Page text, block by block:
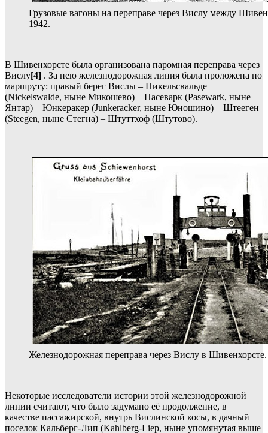
Грузовые вагоны на переправе через Вислу между
1942.
В Шивенхорсте была организована паромная переправа через
Вислу[4] . За нею железнодорожная линия была проложена по
маршруту: правый берег Вислы – Никельсвальде
(Nickelswalde, ныне Микошево) – Пасеварк (Pasewark, ныне
Янтар) – Юнкеракер (Junkeracker, ныне Юношино) – Штееген
(Steegen, ныне Стегна) – Штуттхоф (Штутово).
Железнодорожная переправа через Вислу в Шивенхорсте.
Некоторые исследователи истории этой железнодорожной
линии считают, что было задумано её продолжение, в
качестве пассажирской, внутрь Вислинской косы, в дачный
поселок Кальберг-Лип (Kahlberg-Liep, ныне упомянутая выше